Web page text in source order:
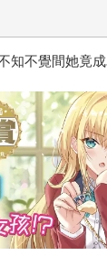
她竟成為我最